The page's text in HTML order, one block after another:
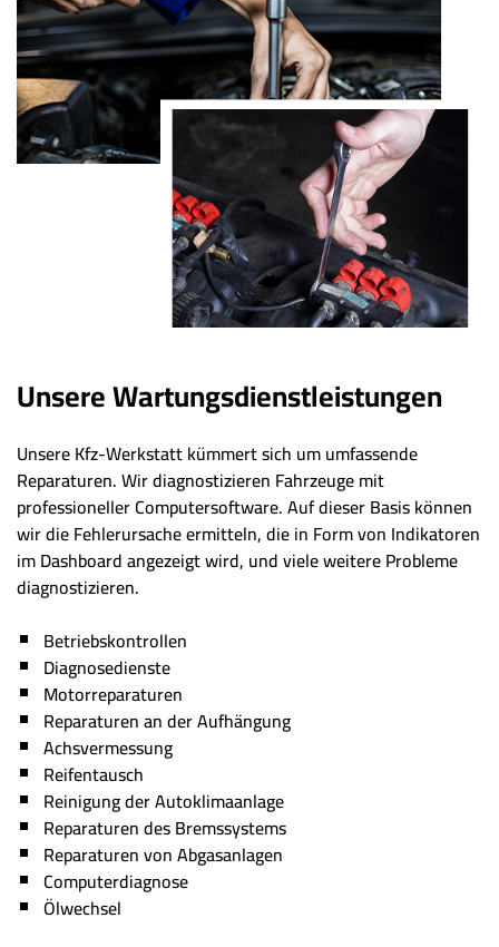
Unsere Wartungsdienstleistungen
Unsere Kfz-Werkstatt kümmert sich um umfassende
Reparaturen. Wir diagnostizieren Fahrzeuge mit
professioneller Computersoftware. Auf dieser Basis können
wir die Fehlerursache ermitteln, die in Form von Indikatoren
im Dashboard angezeigt wird, und viele weitere Probleme
diagnostizieren.
Betriebskontrollen
Diagnosedienste
Motorreparaturen
Reparaturen an der Aufhängung
Achsvermessung
Reifentausch
Reinigung der Autoklimaanlage
Reparaturen des Bremssystems
Reparaturen von Abgasanlagen
Computerdiagnose
Ölwechsel